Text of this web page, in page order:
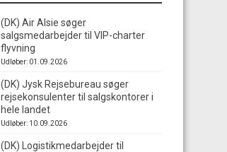
(DK) Air Alsie søger
salgsmedarbejder til VIP-charter
flyvning
Udløber: 01.09.2026
(DK) Jysk Rejsebureau søger
rejsekonsulenter til salgskontorer i
hele landet
Udløber: 10.09.2026
(DK) Logistikmedarbejder til